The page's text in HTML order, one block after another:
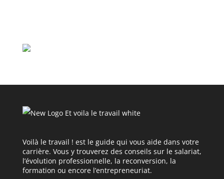
Voilà le travail ! est le guide qui vous aide dans votre
carrière. Vous y trouverez des conseils sur le salariat,
l’évolution professionnelle, la reconversion, la
formation ou encore l’entrepreneuriat.